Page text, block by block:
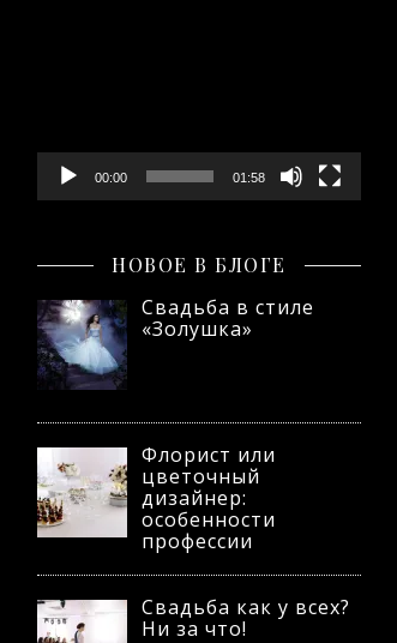
00:00 01:58
НОВОЕ В БЛОГЕ
Свадьба в стиле
«Золушка»
Флорист или
цветочный
дизайнер:
особенности
профессии
Свадьба как у всех?
Ни за что!